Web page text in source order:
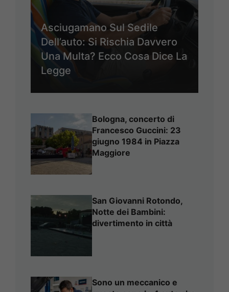
Asciugamano Sul Sedile
Dell’auto: Si Rischia Davvero
Una Multa? Ecco Cosa Dice La
Legge
Bologna, concerto di
Francesco Guccini: 23
giugno 1984 in Piazza
Maggiore
San Giovanni Rotondo,
Notte dei Bambini:
divertimento in città
Sono un meccanico e